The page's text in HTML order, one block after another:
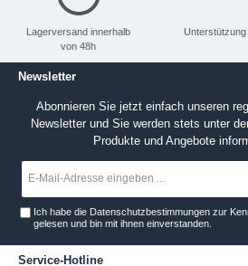
Lagerversand innerhalb
von 48h
Unterstützung
Newsletter
Abonnieren Sie jetzt einfach unseren
Newsletter und Sie werden stets unter
Produkte und Angebote
Ich habe die Datenschutzbestimmungen zur
gelesen und bin mit ihnen einverstanden.
Service-Hotline